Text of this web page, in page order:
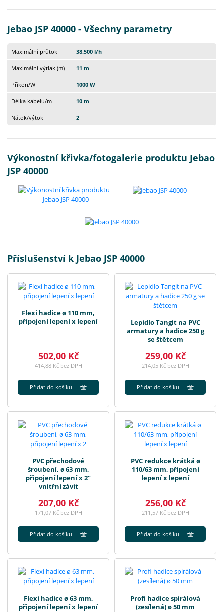
Jebao JSP 40000 - Všechny parametry
Maximální průtok 38.500 l/h
Maximální výtlak (m) 11 m
Příkon/W 1000 W
Délka kabelu/m 10 m
Nátok/výtok 2
Výkonostní křivka/fotogalerie produktu Jebao
JSP 40000
Příslušenství k Jebao JSP 40000
Flexi hadice ø 110 mm,
připojení lepení x lepení
502,00 Kč
414,88 Kč bez DPH
Přidat do košíku
Lepidlo Tangit na PVC
armatury a hadice 250 g
se štětcem
259,00 Kč
214,05 Kč bez DPH
Přidat do košíku
PVC přechodové
šroubení, ø 63 mm,
připojení lepení x 2"
vnitřní závit
207,00 Kč
171,07 Kč bez DPH
Přidat do košíku
PVC redukce krátká ø
110/63 mm, připojení
lepení x lepení
256,00 Kč
211,57 Kč bez DPH
Přidat do košíku
Flexi hadice ø 63 mm,
připojení lepení x lepení
Profi hadice spirálová
(zesílená) ø 50 mm